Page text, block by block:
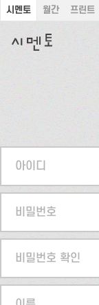
시멘토 월간 프린트
아이디
비밀번호
비밀번호 확인